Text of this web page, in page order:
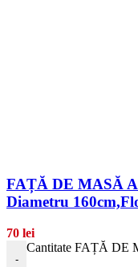
FAȚĂ DE MASĂ
Diametru
70 lei
-
Cantitate FAȚĂ DE